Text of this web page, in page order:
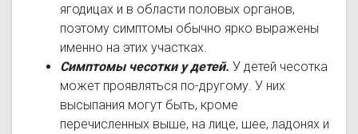
ягодицах и в области половых органов,
поэтому симптомы обычно ярко выражены
именно на этих участках.
Симптомы чесотки у детей. У детей чесотка
может проявляться по-другому. У них
высыпания могут быть, кроме
перечисленных выше, на лице, шее, ладонях и